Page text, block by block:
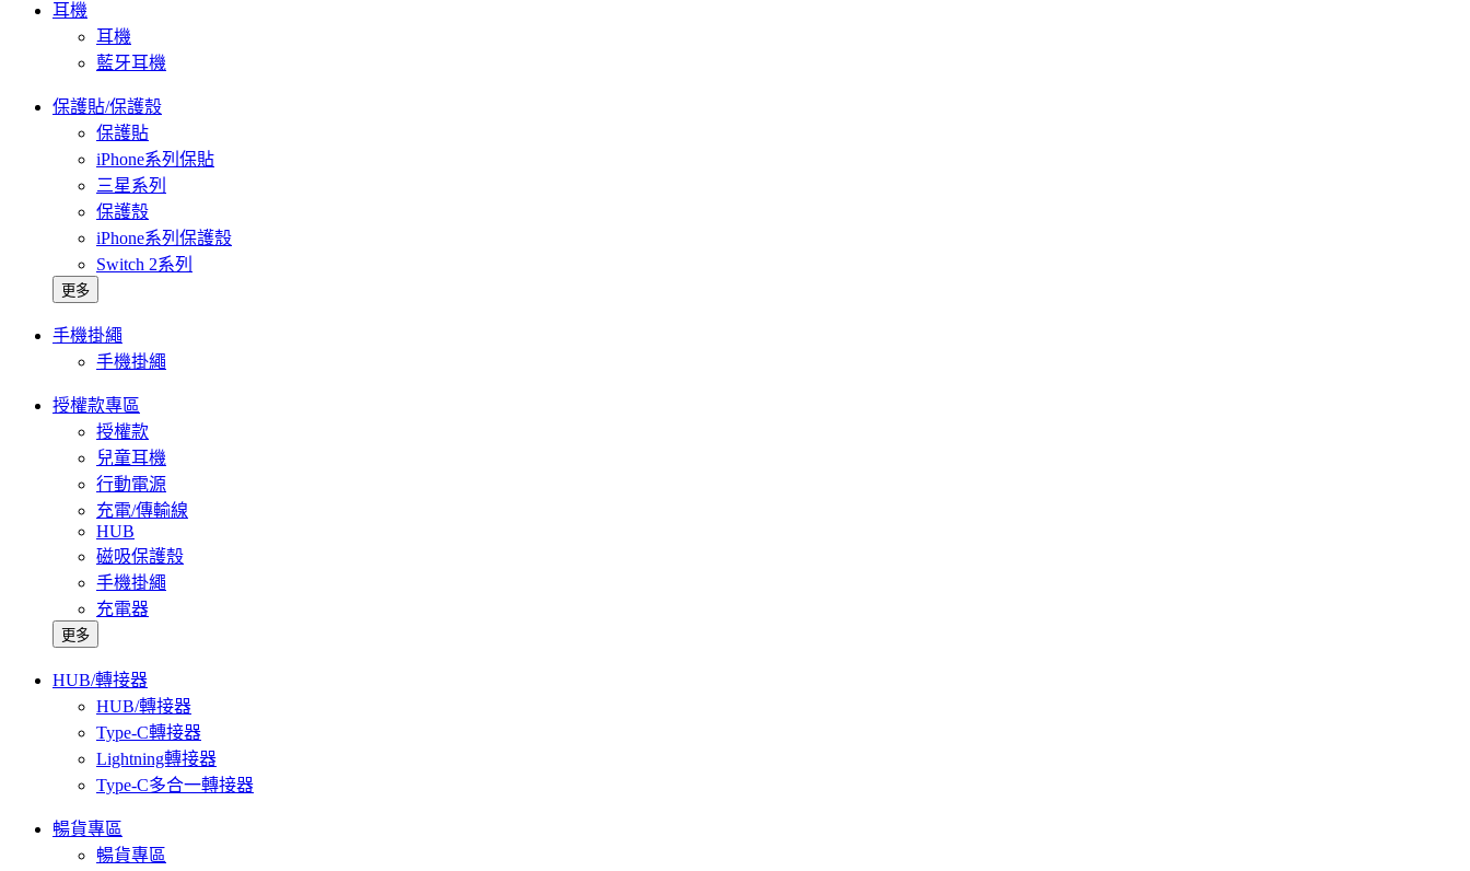
耳機
耳機
藍牙耳機
保護貼/保護殼
保護貼
iPhone系列保貼
三星系列
保護殼
iPhone系列保護殼
Switch 2系列
更多
手機掛繩
手機掛繩
授權款專區
授權款
兒童耳機
行動電源
充電/傳輸線
HUB
磁吸保護殼
手機掛繩
充電器
更多
HUB/轉接器
HUB/轉接器
Type-C轉接器
Lightning轉接器
Type-C多合一轉接器
暢貨專區
暢貨專區